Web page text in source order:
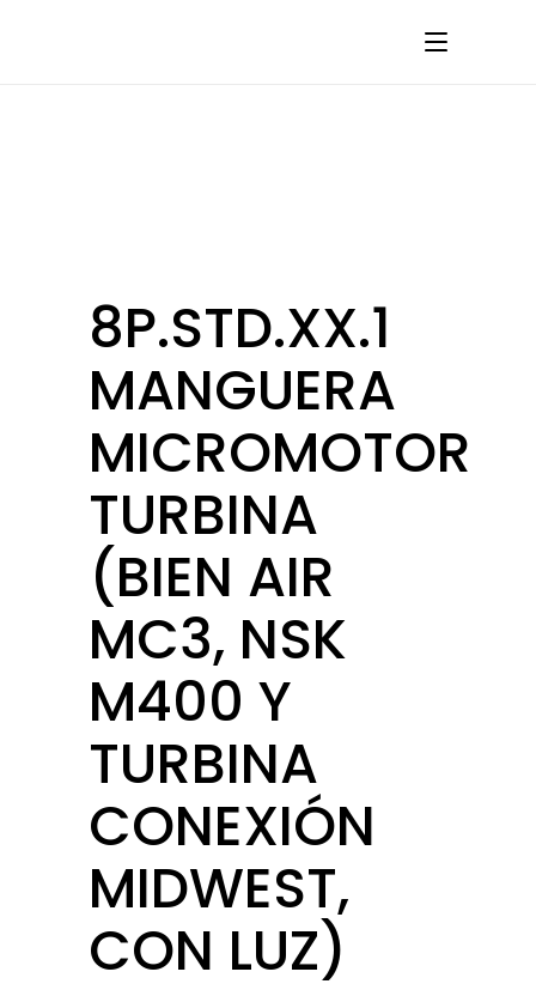
8P.STD.XX.1
MANGUERA
MICROMOTOR
TURBINA
(BIEN AIR
MC3, NSK
M400 Y
TURBINA
CONEXIÓN
MIDWEST,
CON LUZ)